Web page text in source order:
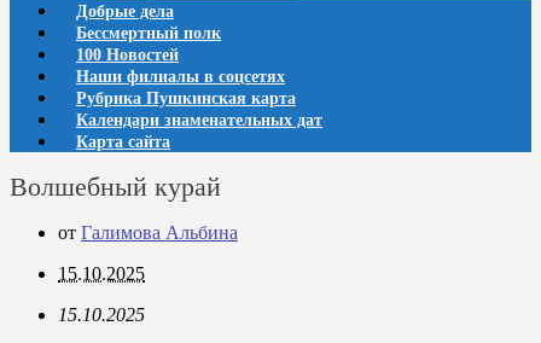
Добрые дела
Бессмертный полк
100 Новостей
Наши филиалы в соцсетях
Рубрика Пушкинская карта
Календари знаменательных дат
Карта сайта
Волшебный курай
от Галимова Альбина
15.10.2025
15.10.2025